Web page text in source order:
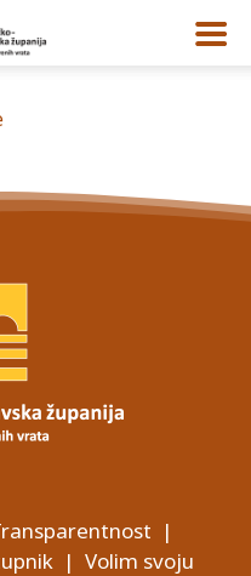
|
| Volim svoju